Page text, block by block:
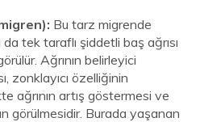
Bu tarz migrende
tek taraflı şiddetli baş ağrısı
Ağrının belirleyici
zonklayıcı özelliğinin
ağrının artış göstermesi ve
görülmesidir. Burada yaşanan